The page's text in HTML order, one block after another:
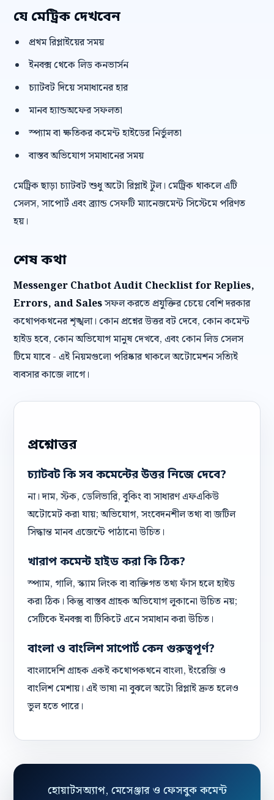
যে মেট্রিক দেখবেন
প্রথম রিপ্লাইয়ের সময়
ইনবক্স থেকে লিড কনভার্সন
চ্যাটবট দিয়ে সমাধানের হার
মানব হ্যান্ডঅফের সফলতা
স্প্যাম বা ক্ষতিকর কমেন্ট হাইডের নির্ভুলতা
বাস্তব অভিযোগ সমাধানের সময়
মেট্রিক ছাড়া চ্যাটবট শুধু অটো রিপ্লাই টুল। মেট্রিক থাকলে এটি
সেলস, সাপোর্ট এবং ব্র্যান্ড সেফটি ম্যানেজমেন্ট সিস্টেমে পরিণত
হয়।
শেষ কথা
Messenger Chatbot Audit Checklist for Replies,
Errors, and Salesসফল করতে প্রযুক্তির চেয়ে বেশি দরকার
কথোপকথনের শৃঙ্খলা। কোন প্রশ্নের উত্তর বট দেবে, কোন কমেন্ট
হাইড হবে, কোন অভিযোগ মানুষ দেখবে, এবং কোন লিড সেলস
টিমে যাবে - এই নিয়মগুলো পরিষ্কার থাকলে অটোমেশন সত্যিই
ব্যবসার কাজে লাগে।
প্রশ্নোত্তর
চ্যাটবট কি সব কমেন্টের উত্তর নিজে দেবে?
না। দাম, স্টক, ডেলিভারি, বুকিং বা সাধারণ এফএকিউ
অটোমেট করা যায়; অভিযোগ, সংবেদনশীল তথ্য বা জটিল
সিদ্ধান্ত মানব এজেন্টে পাঠানো উচিত।
খারাপ কমেন্ট হাইড করা কি ঠিক?
স্প্যাম, গালি, স্ক্যাম লিংক বা ব্যক্তিগত তথ্য ফাঁস হলে হাইড
করা ঠিক। কিন্তু বাস্তব গ্রাহক অভিযোগ লুকানো উচিত নয়;
সেটিকে ইনবক্স বা টিকিটে এনে সমাধান করা উচিত।
বাংলা ও বাংলিশ সাপোর্ট কেন গুরুত্বপূর্ণ?
বাংলাদেশি গ্রাহক একই কথোপকথনে বাংলা, ইংরেজি ও
বাংলিশ মেশায়। এই ভাষা না বুঝলে অটো রিপ্লাই দ্রুত হলেও
ভুল হতে পারে।
হোয়াটসঅ্যাপ, মেসেঞ্জার ও ফেসবুক কমেন্ট